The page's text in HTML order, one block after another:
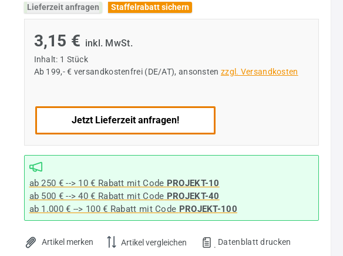
Lieferzeit anfragen
Staffelrabatt sichern
3,15 € inkl. MwSt.
Inhalt: 1 Stück
Ab 199,- € versandkostenfrei (DE/AT), ansonsten zzgl. Versandkosten
Jetzt Lieferzeit anfragen!
ab 250 € --> 10 € Rabatt mit Code PROJEKT-10
ab 500 € --> 40 € Rabatt mit Code PROJEKT-40
ab 1.000 € --> 100 € Rabatt mit Code PROJEKT-100
Artikel merken Artikel vergleichen . Datenblatt drucken